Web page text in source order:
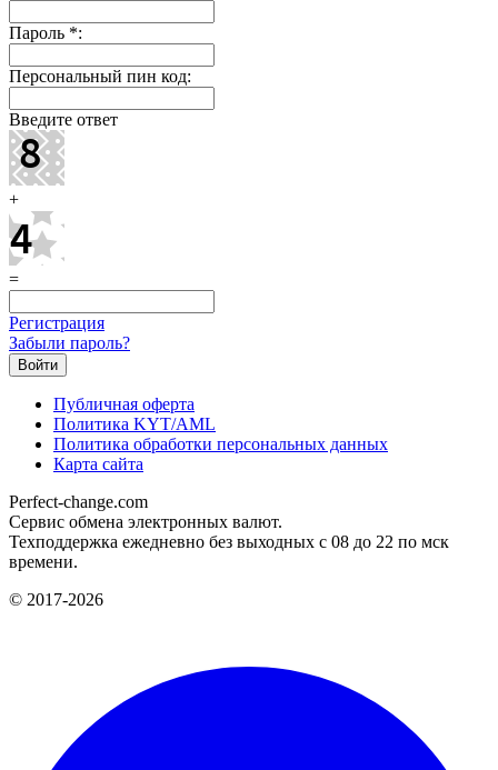
Пароль *:
Персональный пин код:
Введите ответ
+
=
Регистрация
Забыли пароль?
Публичная оферта
Политика KYT/AML
Политика обработки персональных данных
Карта сайта
Perfect-change.com
Сервис обмена электронных валют.
Техподдержка ежедневно без выходных с 08 до 22 по мск
времени.
© 2017-2026